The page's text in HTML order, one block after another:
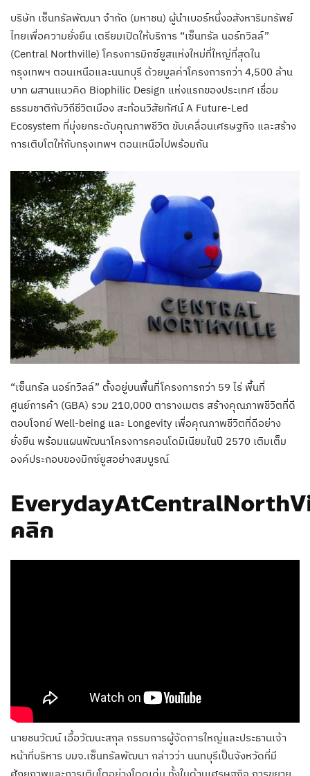
บริษัท เซ็นทรัลพัฒนา จำกัด (มหาชน) ผู้นำเบอร์หนึ่งอสังหาริมทรัพย์
ไทยเพื่อความยั่งยืน เตรียมเปิดให้บริการ “เซ็นทรัล นอร์ทวิลล์”
(Central Northville) โครงการมิกซ์ยูสแห่งใหม่ที่ใหญ่ที่สุดใน
กรุงเทพฯ ตอนเหนือและนนทบุรี ด้วยมูลค่าโครงการกว่า 4,500 ล้าน
บาท ผสานแนวคิด Biophilic Design แห่งแรกของประเทศ เชื่อม
ธรรมชาติกับวิถีชีวิตเมือง สะท้อนวิสัยทัศน์ A Future-Led
Ecosystem ที่มุ่งยกระดับคุณภาพชีวิต ขับเคลื่อนเศรษฐกิจ และสร้าง
การเติบโตให้กับกรุงเทพฯ ตอนเหนือไปพร้อมกัน
“เซ็นทรัล นอร์ทวิลล์” ตั้งอยู่บนพื้นที่โครงการกว่า 59 ไร่ พื้นที่
ศูนย์การค้า (GBA) รวม 210,000 ตารางเมตร สร้างคุณภาพชีวิตที่ดี
ตอบโจทย์ Well-being และ Longevity เพื่อคุณภาพชีวิตที่ดีอย่าง
ยั่งยืน พร้อมแผนพัฒนาโครงการคอนโดมิเนียมในปี 2570 เติมเต็ม
องค์ประกอบของมิกซ์ยูสอย่างสมบูรณ์
คลิก
นายชนวัฒน์ เอื้อวัฒนะสกุล กรรมการผู้จัดการใหญ่และประธานเจ้า
หน้าที่บริหาร บมจ.เซ็นทรัลพัฒนา กล่าวว่า นนทบุรีเป็นจังหวัดที่มี
ศักยภาพและการเติบโตอย่างโดดเด่น ทั้งในด้านเศรษฐกิจ การขยาย